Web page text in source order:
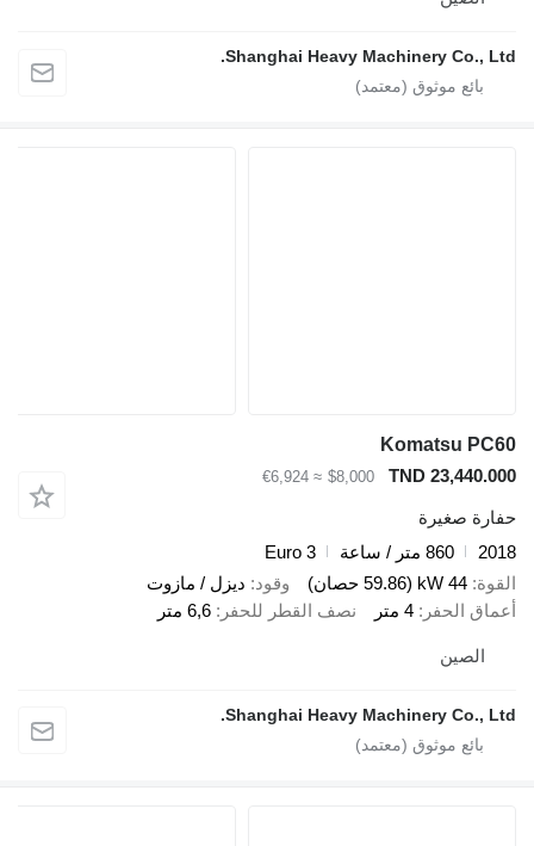
Shanghai Heavy Machinery
Komatsu
TND
$8,000
≈ €6,924
860 متر / ساعة
Euro 3
وقود ديزل / مازوت
4 متر نصف القطر للحفر 6,6 متر
Shanghai Heavy Machinery